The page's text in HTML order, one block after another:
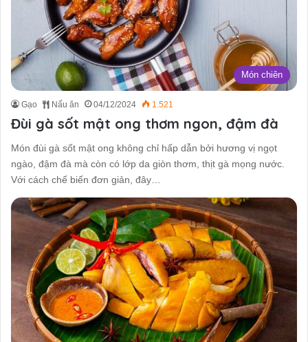
Món chiên
Gạo Nấu ăn 04/12/2024 1.521
Đùi gà sốt mật ong thơm ngon, đậm đà
Món đùi gà sốt mật ong không chỉ hấp dẫn bởi hương vị ngọt
ngào, đậm đà mà còn có lớp da giòn thơm, thịt gà mọng nước.
Với cách chế biến đơn giản, đây…